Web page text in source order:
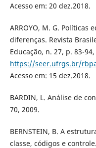
Acesso em: 20 dez.2018.
ARROYO, M. G. Políticas
diferenças. Revista
Educação, n. 27, p. 83-
https://seer.ufrgs.br/
Acesso em: 15 dez.2018.
BARDIN, L. Análise de
70, 2009.
BERNSTEIN, B. A
classe, códigos e